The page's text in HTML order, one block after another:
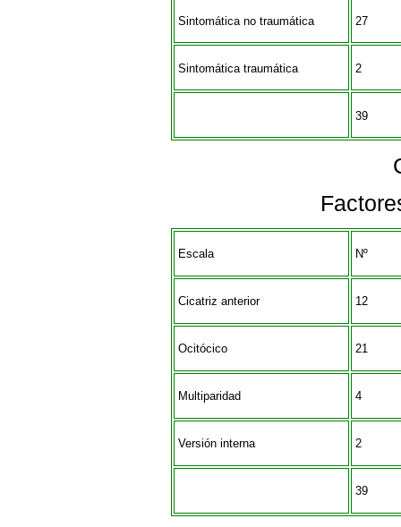
Sintomática no traumática 27
Sintomática traumática 2
39
Escala Nº
Cicatriz anterior 12
Ocitócico 21
Multiparidad 4
Versión interna 2
39